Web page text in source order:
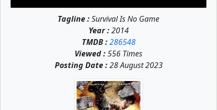
Tagline :Survival Is No Game
Year :2014
TMDB : 286548
Viewed :556 Times
Posting Date :28 August 2023